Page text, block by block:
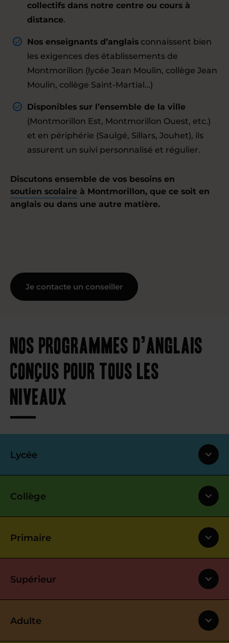
collectifs dans notre centre ou cours à
distance.
Nos enseignants d’anglais connaissent bien
les exigences des établissements de
Montmorillon (lycée Jean Moulin, collège Jean
Moulin, collège Saint-Martial…)
Disponibles sur l’ensemble de la ville
(Montmorillon Est, Montmorillon Ouest, etc.)
et en périphérie (Saulgé, Sillars, Jouhet), ils
assurent un suivi personnalisé et régulier.
Discutons ensemble de vos besoins en
soutien scolaire à Montmorillon, que ce soit en
anglais ou dans une autre matière.
Je contacte un conseiller
Nos programmes d’anglais
conçus pour tous les
niveaux
Lycée
Collège
Primaire
Supérieur
Adulte